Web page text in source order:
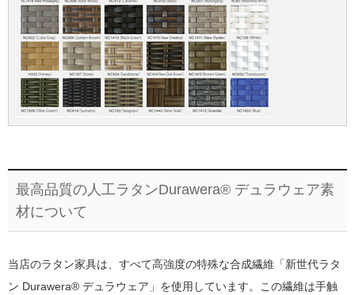
最高品質の人工ラタンDurawera® デュラウェア素
材について
当店のラタン家具は、すべて高強度の特殊な合成繊維「新世代ラタ
ン Durawera® デュラウェア」を使用しています。この繊維は手触